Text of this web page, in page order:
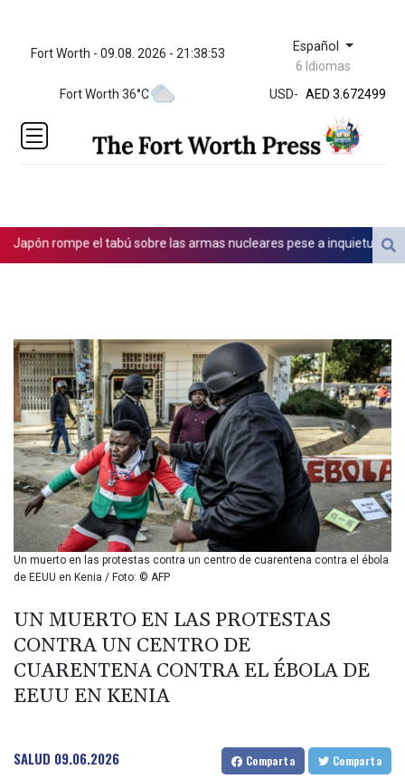
Fort Worth - 09.08. 2026 - 21:38:53 Español
6 Idiomas
Fort Worth 36°C
USD-
ZWL 321.999592
AED 3.672499
AED 3.672499
AFN
ALL 80.629676
AMD
1492.336499
BBD 2.00813
BDT 123.418242
BHD 0.375989
BIF 2985.079791
BMD 1
BND 1.277602
BOB 11.849673
BRL 5.083698
BSD 0.997016
BTN 94.875232
BWP 13.457596
BZD 2.00519
2262.499098
CNY 6.747602
CNH 6.743155
rompe el tabú sobre las armas nucleares pese a inquietud de
Un muerto en las protestas contra un centro de cuarentena contra el ébola
de EEUU en Kenia / Foto: © AFP
UN MUERTO EN LAS PROTESTAS
CONTRA UN CENTRO DE
CUARENTENA CONTRA EL ÉBOLA DE
EEUU EN KENIA
SALUD 09.06.2026 Comparta Comparta